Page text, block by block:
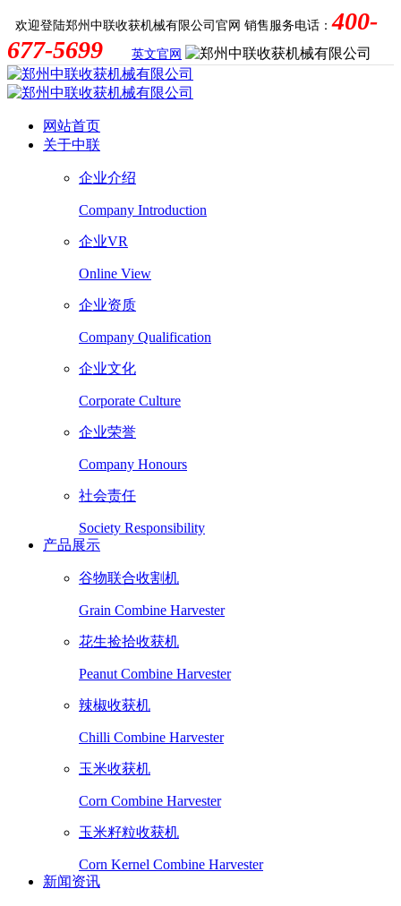
欢迎登陆郑州中联收获机械有限公司官网 销售服务电话：400-
677-5699
英文官网
网站首页
关于中联
企业介绍
Company Introduction
企业VR
Online View
企业资质
Company Qualification
企业文化
Corporate Culture
企业荣誉
Company Honours
社会责任
Society Responsibility
产品展示
谷物联合收割机
Grain Combine Harvester
花生捡拾收获机
Peanut Combine Harvester
辣椒收获机
Chilli Combine Harvester
玉米收获机
Corn Combine Harvester
玉米籽粒收获机
Corn Kernel Combine Harvester
新闻资讯